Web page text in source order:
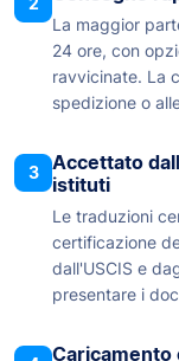
La maggior
24 ore, con
ravvicinate. La
spedizione o
3
Accettato
istituti
Le traduzioni
certificazione
dall'USCIS e
presentare i
Caricamento